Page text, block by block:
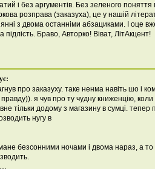
і без аргументів. Без зеленого
розправа (заказуха), це у нашій
з двома останніми абзациками. І оце
Браво, Авторко! Віват, ЛітАкцент!
про заказуху. таке ненма навіть шо і
правду)). я чув про ту чудну книженцію,
тільки додому з магазину в сумці. тепер
нугу в
безсонними ночами і двома нараз, а